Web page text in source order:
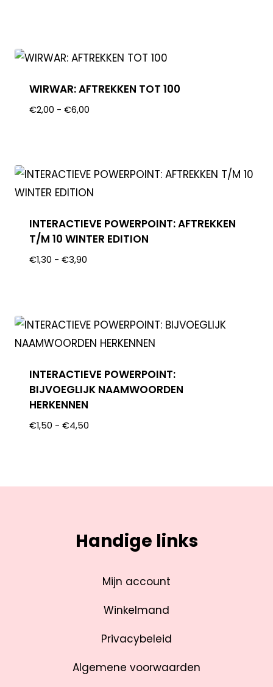
WIRWAR: AFTREKKEN TOT 100
€2,00 - €6,00
INTERACTIEVE POWERPOINT: AFTREKKEN
T/M 10 WINTER EDITION
€1,30 - €3,90
INTERACTIEVE POWERPOINT:
BIJVOEGLIJK NAAMWOORDEN
HERKENNEN
€1,50 - €4,50
Handige links
Mijn account
Winkelmand
Privacybeleid
Algemene voorwaarden